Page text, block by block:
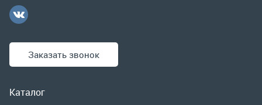
Спецпредложения
Гарантии и возврат